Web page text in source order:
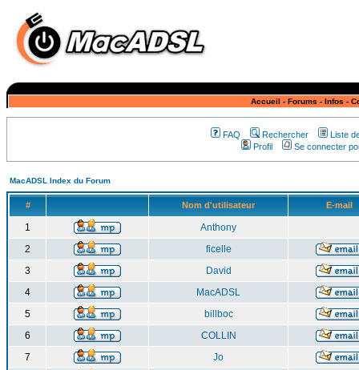
Accueil - Forums - Infos -
FAQ Rechercher
Liste
Profil
Se connecter
MacADSL Index du Forum
# Nom d'utilisateur E-mail
1
Anthony
2
ficelle
3
David
4
MacADSL
5
billboc
6
COLLIN
7
Jo